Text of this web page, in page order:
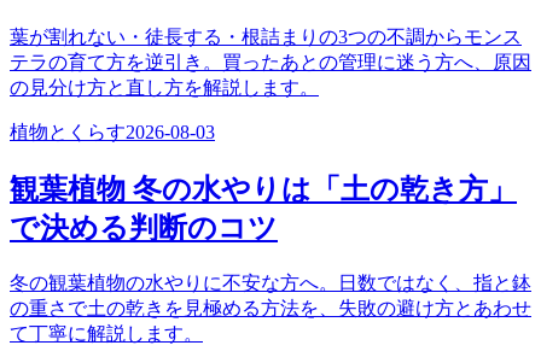
葉が割れない・徒長する・根詰まりの3つの不調からモンス
テラの育て方を逆引き。買ったあとの管理に迷う方へ、原因
の見分け方と直し方を解説します。
植物とくらす2026-08-03
観葉植物 冬の水やりは「土の乾き方」
で決める判断のコツ
冬の観葉植物の水やりに不安な方へ。日数ではなく、指と鉢
の重さで土の乾きを見極める方法を、失敗の避け方とあわせ
て丁寧に解説します。